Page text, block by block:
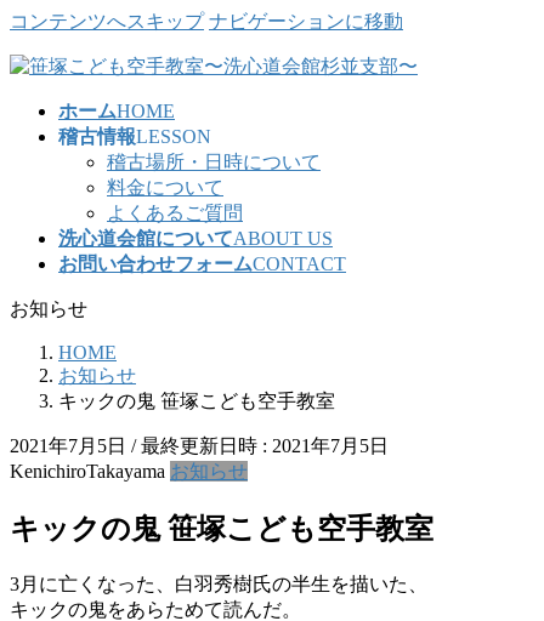
コンテンツへスキップ ナビゲーションに移動
ホームHOME
稽古情報LESSON
稽古場所・日時について
料金について
よくあるご質問
洗心道会館についてABOUT US
お問い合わせフォームCONTACT
お知らせ
HOME
お知らせ
キックの鬼 笹塚こども空手教室
2021年7月5日 / 最終更新日時 : 2021年7月5日
KenichiroTakayama お知らせ
キックの鬼 笹塚こども空手教室
3月に亡くなった、白羽秀樹氏の半生を描いた、
キックの鬼をあらためて読んだ。